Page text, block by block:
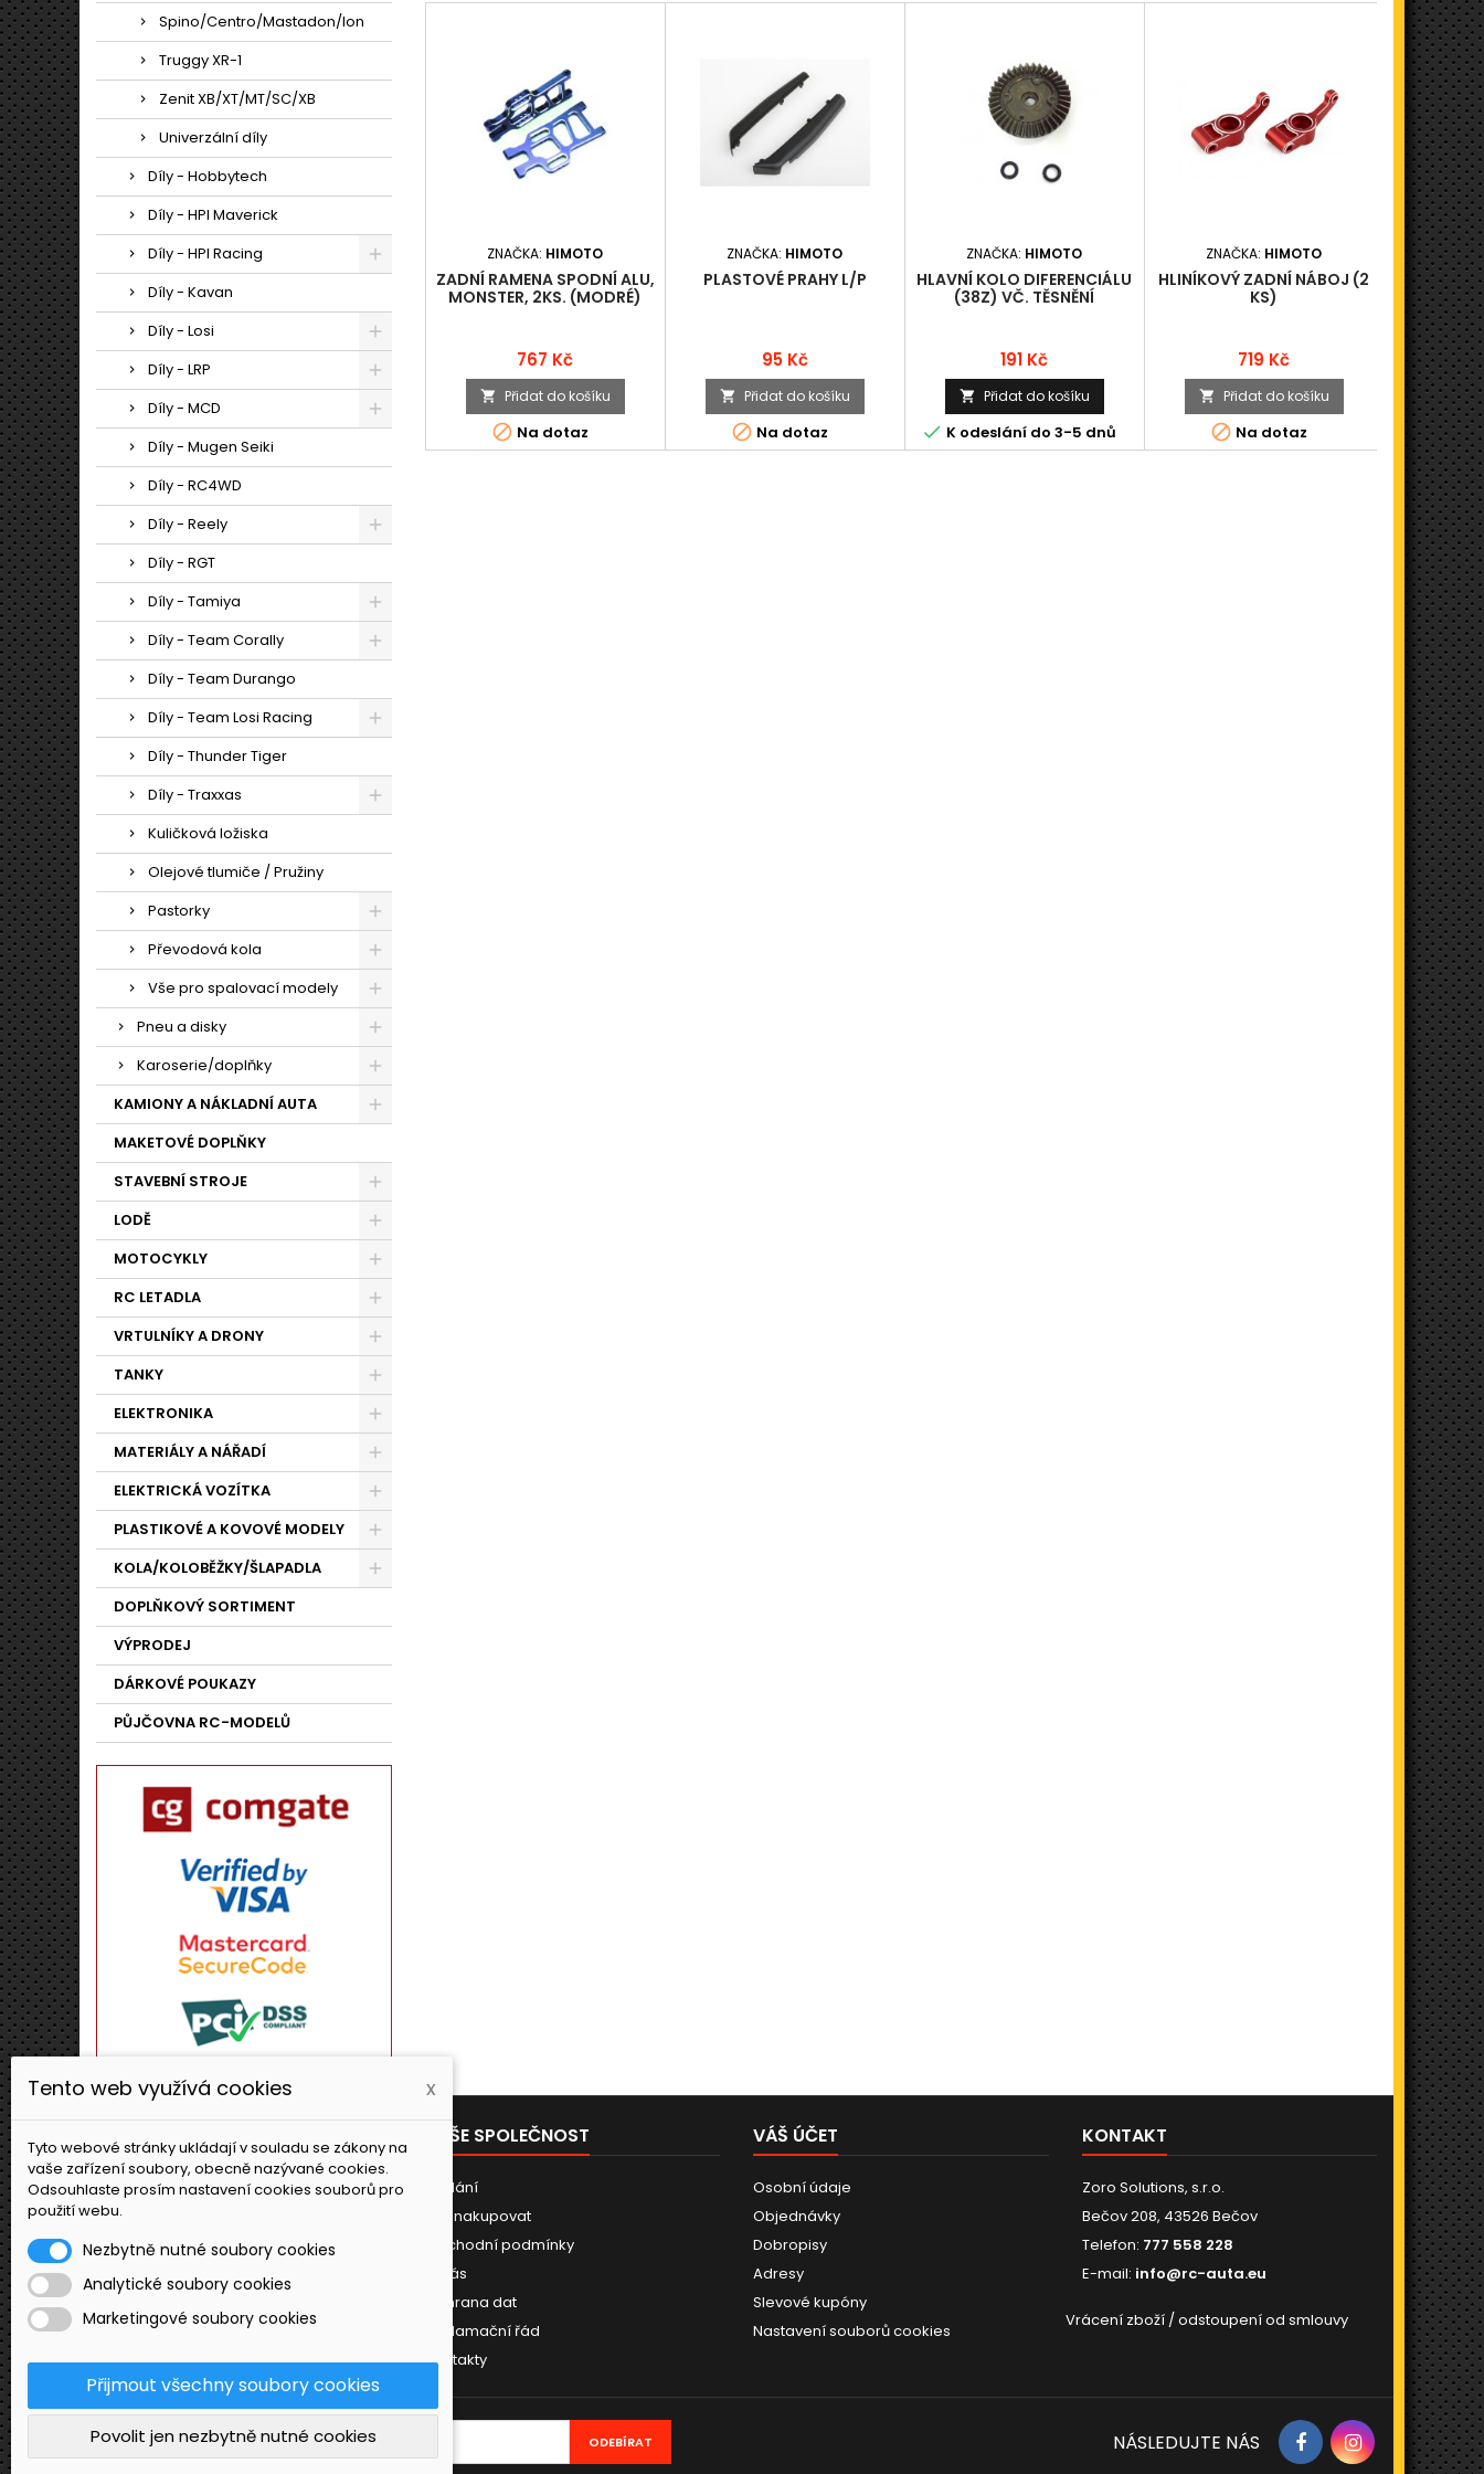
Spino/Centro/Mastadon/Ion
Truggy XR-1
Zenit XB/XT/MT/SC/XB
Univerzální díly
Díly - Hobbytech
Díly - HPI Maverick
Díly - HPI Racing
Díly - Kavan
Díly - Losi
Díly - LRP
Díly - MCD
Díly - Mugen Seiki
Díly - RC4WD
Díly - Reely
Díly - RGT
Díly - Tamiya
Díly - Team Corally
Díly - Team Durango
Díly - Team Losi Racing
Díly - Thunder Tiger
Díly - Traxxas
Kuličková ložiska
Olejové tlumiče / Pružiny
Pastorky
Převodová kola
Vše pro spalovací modely
Pneu a disky
Karoserie/doplňky
KAMIONY A NÁKLADNÍ AUTA
MAKETOVÉ DOPLŇKY
STAVEBNÍ STROJE
LODĚ
MOTOCYKLY
RC LETADLA
VRTULNÍKY A DRONY
TANKY
ELEKTRONIKA
MATERIÁLY A NÁŘADÍ
ELEKTRICKÁ VOZÍTKA
PLASTIKOVÉ A KOVOVÉ MODELY
KOLA/KOLOBĚŽKY/ŠLAPADLA
DOPLŇKOVÝ SORTIMENT
VÝPRODEJ
DÁRKOVÉ POUKAZY
PŮJČOVNA RC-MODELŮ
ZNAČKA: HIMOTO
ZADNÍ RAMENA SPODNÍ ALU,
MONSTER, 2KS. (MODRÉ)
Cena
767 Kč
 Přidat do košíku
 Na dotaz
ZNAČKA: HIMOTO
PLASTOVÉ PRAHY L/P
Cena
95 Kč
 Přidat do košíku
 Na dotaz
ZNAČKA: HIMOTO
HLAVNÍ KOLO DIFERENCIÁLU
(38Z) VČ. TĚSNĚNÍ
Cena
191 Kč
 Přidat do košíku
 K odeslání do 3-5 dnů
ZNAČKA: HIMOTO
HLINÍKOVÝ ZADNÍ NÁBOJ (2
KS)
Cena
719 Kč
 Přidat do košíku
 Na dotaz
-


PRODUKTY
Novinky
NAŠE SPOLEČNOST
Dodání
Jak nakupovat
Obchodní podmínky
O nás
Ochrana dat
Reklamační řád
Kontakty
VÁŠ ÚČET
Osobní údaje
Objednávky
Dobropisy
Adresy
Slevové kupóny
Nastavení souborů cookies
KONTAKT
Zoro Solutions, s.r.o.
Bečov 208, 43526 Bečov
Telefon: 777 558 228
E-mail: info@rc-auta.eu
Vrácení zboží / odstoupení od smlouvy
ODBĚR NOVINEK NÁSLEDUJTE NÁS
Tento web využívá cookies x
Tyto webové stránky ukládají v souladu se zákony na
vaše zařízení soubory, obecně nazývané cookies.
Odsouhlaste prosím nastavení cookies souborů pro
použití webu.
Nezbytně nutné soubory cookies
Analytické soubory cookies
Marketingové soubory cookies
Přijmout všechny soubory cookies
Povolit jen nezbytně nutné cookies